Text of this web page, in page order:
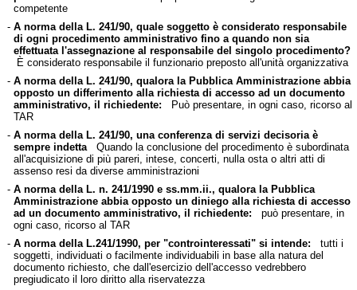
competente
- A norma della L. 241/90, quale soggetto è considerato responsabile
di ogni procedimento amministrativo fino a quando non sia
effettuata l'assegnazione al responsabile del singolo procedimento?
È considerato responsabile il funzionario preposto all'unità organizzativa
- A norma della L. 241/90, qualora la Pubblica Amministrazione abbia
opposto un differimento alla richiesta di accesso ad un documento
amministrativo, il richiedente: Può presentare, in ogni caso, ricorso al
TAR
- A norma della L. 241/90, una conferenza di servizi decisoria è
sempre indettaQuando la conclusione del procedimento è subordinata
all'acquisizione di più pareri, intese, concerti, nulla osta o altri atti di
assenso resi da diverse amministrazioni
- A norma della L. n. 241/1990 e ss.mm.ii., qualora la Pubblica
Amministrazione abbia opposto un diniego alla richiesta di accesso
ad un documento amministrativo, il richiedente: può presentare, in
ogni caso, ricorso al TAR
- A norma della L.241/1990, per "controinteressati" si intende: tutti i
soggetti, individuati o facilmente individuabili in base alla natura del
documento richiesto, che dall'esercizio dell'accesso vedrebbero
pregiudicato il loro diritto alla riservatezza